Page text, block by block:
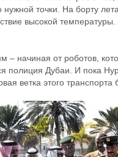
точки. На борту
высокой
– начиная от роботов,
полиция Дубаи. И пока
ветка этого транспорта